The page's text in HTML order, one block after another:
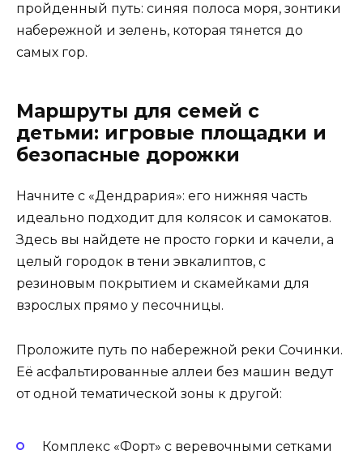
пройденный путь: синяя полоса моря, зонтики
набережной и зелень, которая тянется до
самых гор.
Маршруты для семей с
детьми: игровые площадки и
безопасные дорожки
Начните с «Дендрария»: его нижняя часть
идеально подходит для колясок и самокатов.
Здесь вы найдете не просто горки и качели, а
целый городок в тени эвкалиптов, с
резиновым покрытием и скамейками для
взрослых прямо у песочницы.
Проложите путь по набережной реки Сочинки.
Её асфальтированные аллеи без машин ведут
от одной тематической зоны к другой:
Комплекс «Форт» с веревочными сетками